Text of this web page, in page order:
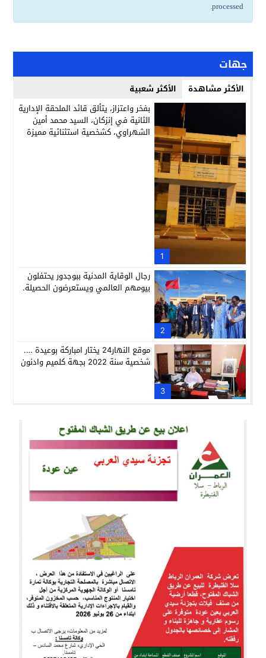
processed
.
جهات
الأكثر مشاهدة الأكثر شعبية
1
بفخر واعتزاز، يتألق قائد الملحقة الإدارية
الثانية في إنزكان، السيد محمد أمين
الشهراوي، كشخصية استثنائية مميزة
2
رجال الوقاية المدنية ببوجدور يحتفلون
بيومهم العالمي ويستعرضون الحصيلة.
3
موقع النهار24 يختار امباركة بوعيدة ….
شخصية سنة 2022 بجهة كلميم وادنون